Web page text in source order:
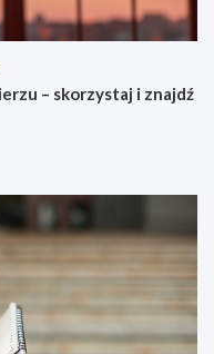
– skorzystaj i znajdź